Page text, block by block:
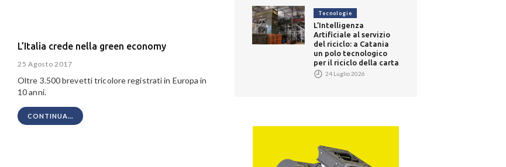
L’Italia crede nella green economy
25 Agosto 2017
Oltre 3.500 brevetti tricolore registrati in Europa in
10 anni.
CONTINUA...
Tecnologie
L’Intelligenza
Artificiale al servizio
del riciclo: a Catania
un polo tecnologico
per il riciclo della carta
24 Luglio 2026